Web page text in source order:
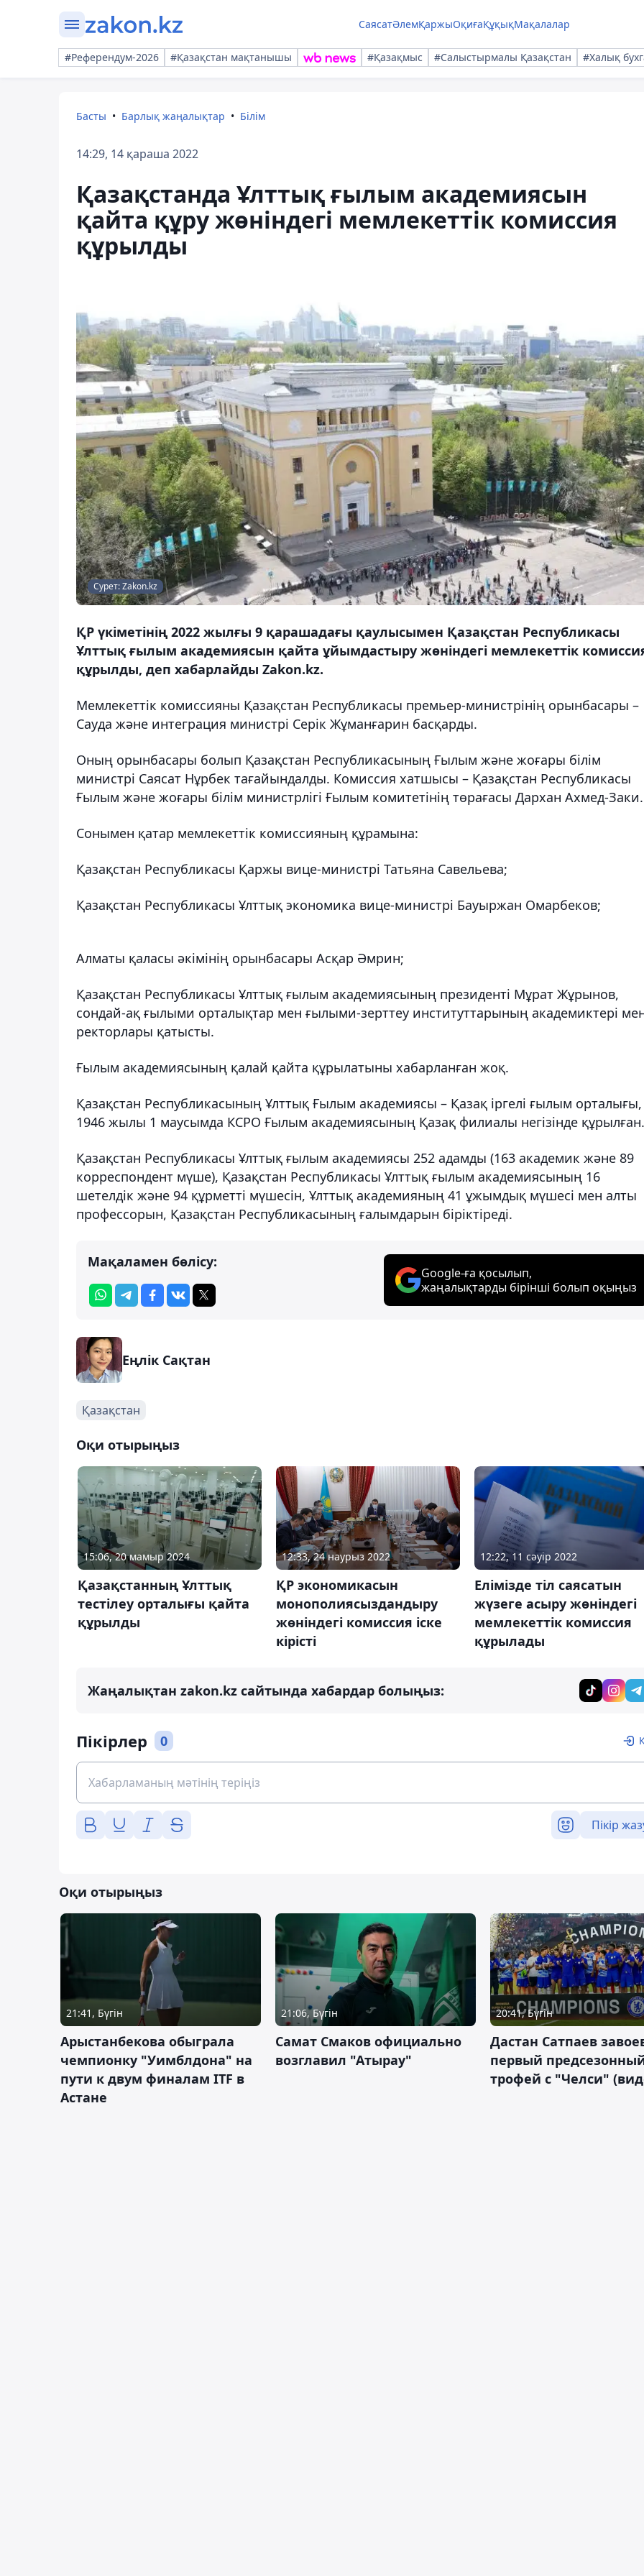
СаясатӘлемҚаржыОқиғаҚұқықМақалалар
#Референдум-2026 #Қазақстан мақтанышы #Қазақмыс #Салыстырмалы Қазақстан #Халық
Басты Барлық жаңалықтар Білім
14:29, 14 қараша 2022
Қазақстанда Ұлттық ғылым академиясын
қайта құру жөніндегі мемлекеттік комиссия
құрылды
Сурет: Zakon.kz
ҚР үкіметінің 2022 жылғы 9 қарашадағы қаулысымен Қазақстан Республикасы
Ұлттық ғылым академиясын қайта ұйымдастыру жөніндегі мемлекеттік
құрылды, деп хабарлайды Zakon.kz.
Мемлекеттік комиссияны Қазақстан Республикасы премьер-министрінің орынбасары –
Сауда және интеграция министрі Серік Жұманғарин басқарды.
Оның орынбасары болып Қазақстан Республикасының Ғылым және жоғары білім
министрі Саясат Нұрбек тағайындалды. Комиссия хатшысы – Қазақстан Республикасы
Ғылым және жоғары білім министрлігі Ғылым комитетінің төрағасы Дархан Ахмед-Заки.
Сонымен қатар мемлекеттік комиссияның құрамына:
Қазақстан Республикасы Қаржы вице-министрі Татьяна Савельева;
Қазақстан Республикасы Ұлттық экономика вице-министрі Бауыржан Омарбеков;
Алматы қаласы әкімінің орынбасары Асқар Әмрин;
Қазақстан Республикасы Ұлттық ғылым академиясының президенті Мұрат Жұрынов,
сондай-ақ ғылыми орталықтар мен ғылыми-зерттеу институттарының академиктері
ректорлары қатысты.
Ғылым академиясының қалай қайта құрылатыны хабарланған жоқ.
Қазақстан Республикасының Ұлттық Ғылым академиясы – Қазақ іргелі ғылым орталығы,
1946 жылы 1 маусымда КСРО Ғылым академиясының Қазақ филиалы негізінде құрылған.
Қазақстан Республикасы Ұлттық ғылым академиясы 252 адамды (163 академик және 89
корреспондент мүше), Қазақстан Республикасы Ұлттық ғылым академиясының 16
шетелдік және 94 құрметті мүшесін, Ұлттық академияның 41 ұжымдық мүшесі мен алты
профессорын, Қазақстан Республикасының ғалымдарын біріктіреді.
Мақаламен бөлісу:
Google-ға қосылып,
жаңалықтарды бірінші болып оқыңыз
Еңлік Сақтан
Қазақстан
Оқи отырыңыз
15:06, 20 мамыр 2024
Қазақстанның Ұлттық
тестілеу орталығы қайта
құрылды
12:33, 24 наурыз 2022
ҚР экономикасын
монополиясыздандыру
жөніндегі комиссия іске
кірісті
12:22, 11 сәуір 2022
Елімізде тіл саясатын
жүзеге асыру жөніндегі
мемлекеттік комиссия
құрылады
Жаңалықтан zakon.kz сайтында хабардар болыңыз:
Пікірлер 0
Пікір
Оқи отырыңыз
21:41, Бүгін
Арыстанбекова обыграла
чемпионку "Уимблдона" на
пути к двум финалам ITF в
Астане
21:06, Бүгін
Самат Смаков официально
возглавил "Атырау"
20:41, Бүгін
Дастан Сатпаев
первый
трофей с "Челси"